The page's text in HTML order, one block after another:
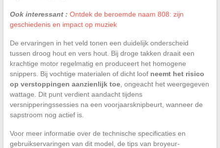
Ook interessant : Ontdek de beroemde naam 808: zijn
geschiedenis en impact op muziek
De ervaringen in het veld tonen een duidelijk onderscheid
tussen droog hout en vers hout. Bij droge takken draait een
krachtige motor regelmatig en produceert het homogene
snippers. Bij vochtige materialen of dicht loof neemt het risico
op verstoppingen aanzienlijk toe, ongeacht het weergegeven
wattage. Dit punt verdient aandacht tijdens
versnipperingssessies na een voorjaarsknipbeurt, wanneer de
sapstroom nog actief is.
Voor meer informatie over de technische specificaties en
gebruikservaringen van dit model, de tips van broyeur-